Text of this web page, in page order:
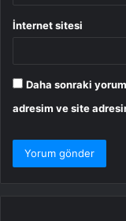
İnternet sitesi
Daha sonraki
adresim ve site